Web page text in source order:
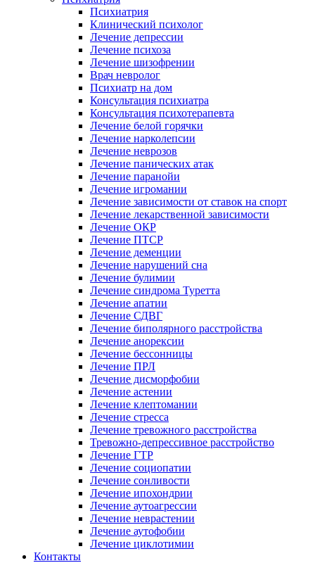
Психиатрия
Клинический психолог
Лечение депрессии
Лечение психоза
Лечение шизофрении
Врач невролог
Психиатр на дом
Консультация психиатра
Консультация психотерапевта
Лечение белой горячки
Лечение нарколепсии
Лечение неврозов
Лечение панических атак
Лечение паранойи
Лечение игромании
Лечение зависимости от ставок на спорт
Лечение лекарственной зависимости
Лечение ОКР
Лечение ПТСР
Лечение деменции
Лечение нарушений сна
Лечение булимии
Лечение синдрома Туретта
Лечение апатии
Лечение СДВГ
Лечение биполярного расстройства
Лечение анорексии
Лечение бессонницы
Лечение ПРЛ
Лечение дисморфобии
Лечение астении
Лечение клептомании
Лечение стресса
Лечение тревожного расстройства
Тревожно-депрессивное расстройство
Лечение ГТР
Лечение социопатии
Лечение сонливости
Лечение ипохондрии
Лечение аутоагрессии
Лечение неврастении
Лечение аутофобии
Лечение циклотимии
Контакты